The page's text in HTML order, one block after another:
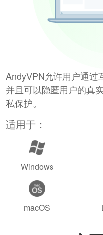
AndyVPN允许用户通过
并且可以隐匿用户的真
私保护。
适用于：
Windows
macOS